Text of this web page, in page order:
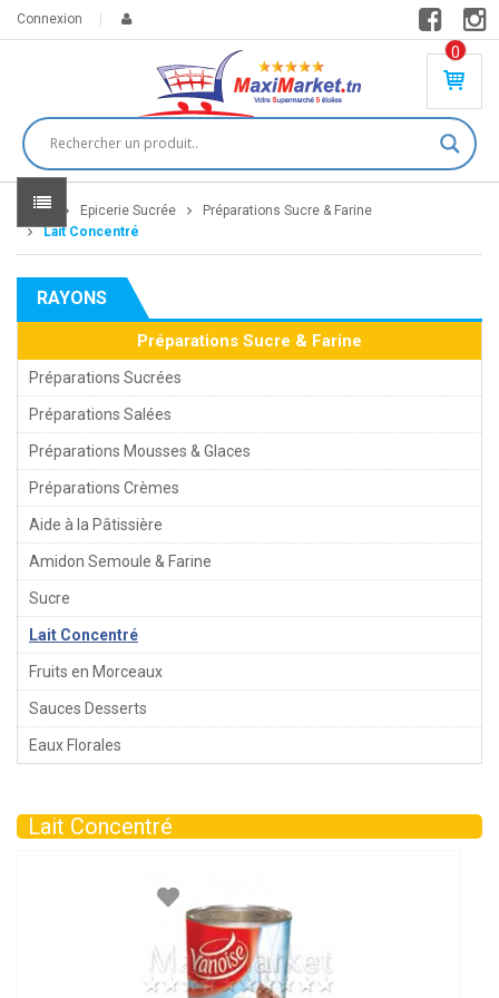
Connexion
0
PR
DU
IT(
S)
Home Epicerie Sucrée
Préparations Sucre & Farine
Lait Concentré
RAYONS
Préparations Sucre & Farine
Préparations Sucrées
Préparations Salées
Préparations Mousses & Glaces
Préparations Crèmes
Aide à la Pâtissière
Amidon Semoule & Farine
Sucre
Lait Concentré
Fruits en Morceaux
Sauces Desserts
Eaux Florales
Lait Concentré